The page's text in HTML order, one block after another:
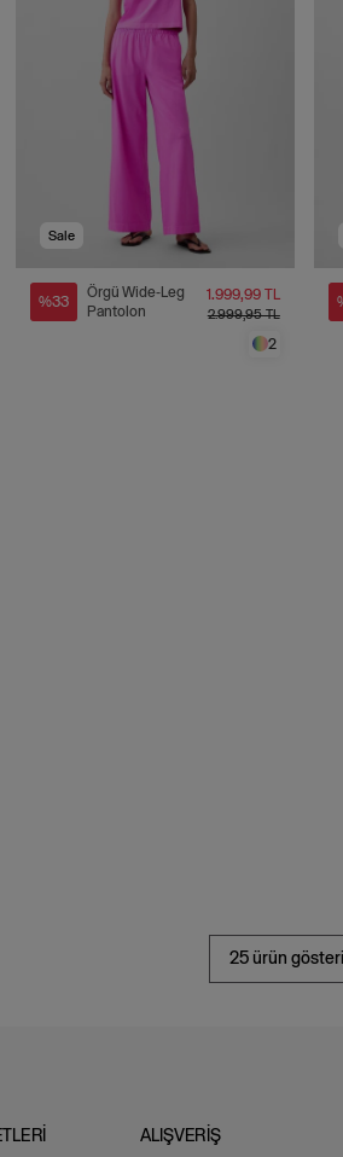
Sale
%33
Örgü Wide-Leg
Pantolon
2.999,95 TL
1.999,99 TL
2
25 ürün
ALIŞVERİŞ